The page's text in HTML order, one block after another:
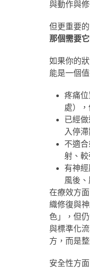
與動作與修
但更重要
那個需要
如果你的
能是一個
疼痛
處）
已經
入停滯
不適
射、較
有神
風後、
在療效方
織修復與
色」，但
與標準化
方，而是
安全性方